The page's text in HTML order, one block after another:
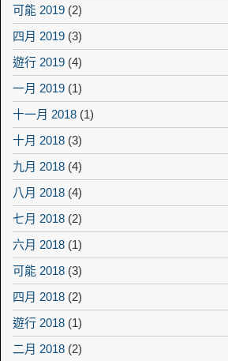
可能 2019 (2)
四月 2019 (3)
遊行 2019 (4)
一月 2019 (1)
十一月 2018 (1)
十月 2018 (3)
九月 2018 (4)
八月 2018 (4)
七月 2018 (2)
六月 2018 (1)
可能 2018 (3)
四月 2018 (2)
遊行 2018 (1)
二月 2018 (2)